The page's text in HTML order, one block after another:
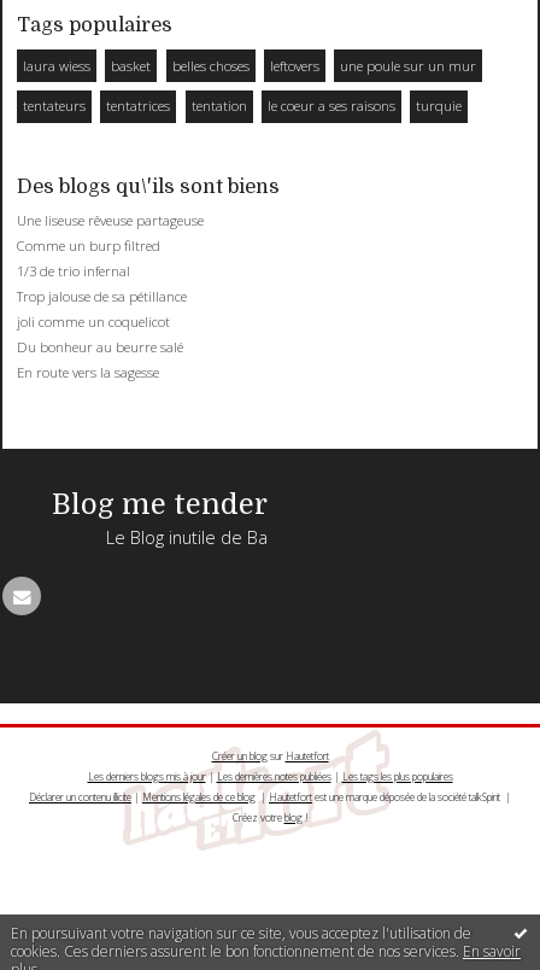
En poursuivant votre navigation sur ce site, vous acceptez l'utilisation de
cookies. Ces derniers assurent le bon fonctionnement de nos services. En savoir
Tags populaires
laura wiess basket belles choses leftovers une poule sur un mur
tentateurs tentatrices tentation le coeur a ses raisons turquie
Des blogs qu\'ils sont biens
Une liseuse rêveuse partageuse
Comme un burp filtred
1/3 de trio infernal
Trop jalouse de sa pétillance
joli comme un coquelicot
Du bonheur au beurre salé
En route vers la sagesse
Blog me tender
Le Blog inutile de Ba
Créer un blogsur Hautetfort
Les derniers blogs mis à jour|Les dernières notes publiées| Les tags les plus populaires
Déclarer un contenu illicite| Mentions légales de ce blog |Hautetfortest une marque déposée de la société talkSpirit |
Créez votreblog!